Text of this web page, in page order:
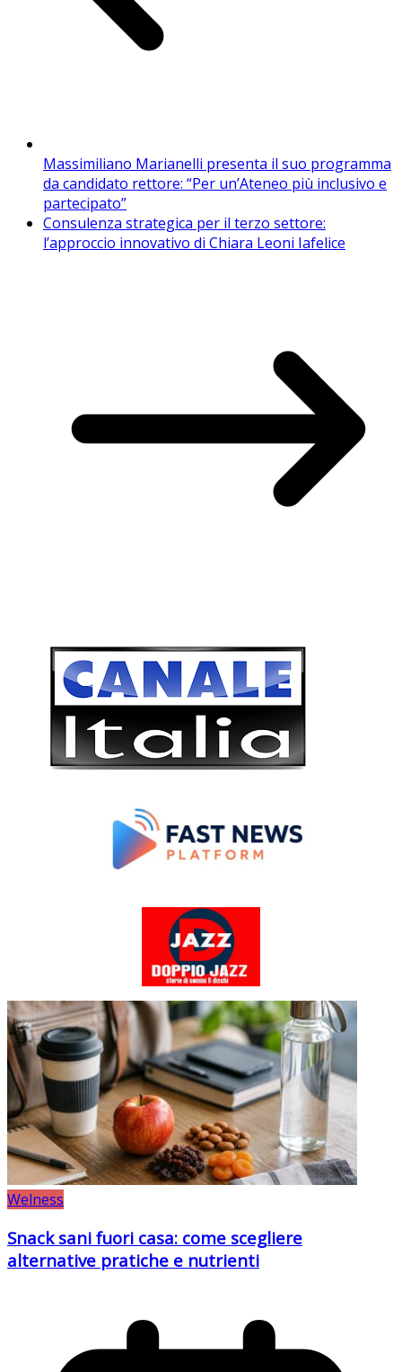
Massimiliano Marianelli presenta il suo programma
da candidato rettore: “Per un’Ateneo più inclusivo e
partecipato”
Consulenza strategica per il terzo settore:
l’approccio innovativo di Chiara Leoni Iafelice
Welness
Snack sani fuori casa: come scegliere
alternative pratiche e nutrienti